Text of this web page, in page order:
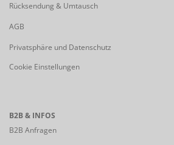
Rücksendung & Umtausch
AGB
Privatsphäre und Datenschutz
Cookie Einstellungen
B2B & INFOS
B2B Anfragen